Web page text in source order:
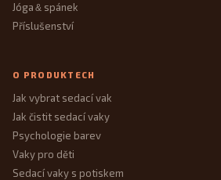
Jóga&spánek
Příslušenství
O PRODUKTECH
Jak vybrat sedací vak
Jak čistit sedací vaky
Psychologie barev
Vaky pro děti
Sedací vaky s potiskem